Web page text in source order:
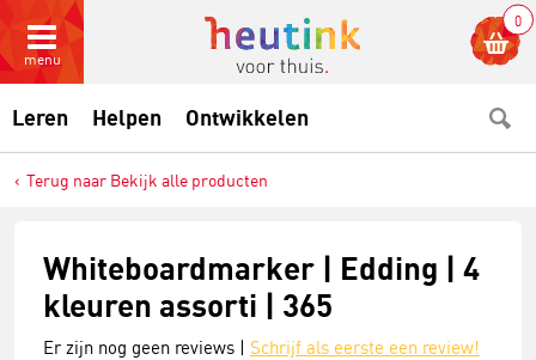
menu
0
Leren Helpen Ontwikkelen
Terug naar Bekijk alle producten
Whiteboardmarker | Edding | 4
kleuren assorti | 365
Er zijn nog geen reviews | Schrijf als eerste een review!